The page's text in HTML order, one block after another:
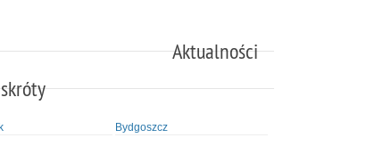
Aktualności
Bydgoszcz